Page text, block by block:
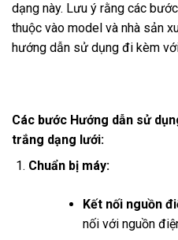
dạng này. Lưu ý rằng các
thuộc vào model và nhà sản
hướng dẫn sử dụng đi kèm
Các bước Hướng dẫn sử
trắng dạng lưới:
Chuẩn bị máy:
Kết nối nguồn
nối với nguồn